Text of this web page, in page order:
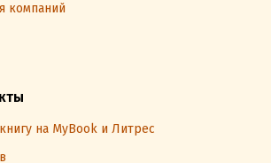
компаний
на MyBook и Литрес